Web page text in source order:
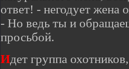
ответ! - негодует жена
- Но ведь ты и
просьбой.
Идет группа